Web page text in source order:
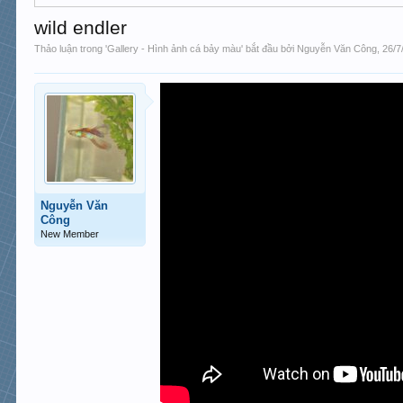
wild endler
Thảo luận trong 'Gallery - Hình ảnh cá bảy màu' bắt đầu bởi Nguyễn Văn Công ,26/
Nguyễn Văn
Công
New Member